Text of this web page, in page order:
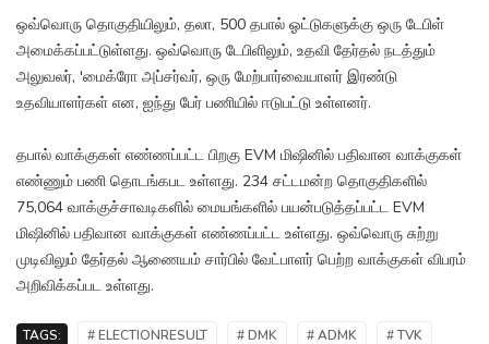
ஒவ்வொரு தொகுதியிலும், தலா, 500 தபால் ஓட்டுகளுக்கு ஒரு டேபிள்
அமைக்கப்பட்டுள்ளது. ஒவ்வொரு டேபிளிலும், உதவி தேர்தல் நடத்தும்
அலுவலர், 'மைக்ரோ அப்சர்வர், ஒரு மேற்பார்வையாளர் இரண்டு
உதவியாளர்கள் என, ஐந்து பேர் பணியில் ஈடுபட்டு உள்ளனர்.
தபால் வாக்குகள் எண்ணப்பட்ட பிறகு EVM மிஷினில் பதிவான வாக்குகள்
எண்ணும் பணி தொடங்கபட உள்ளது. 234 சட்டமன்ற தொகுதிகளில்
75,064 வாக்குச்சாவடிகளில் மையங்களில் பயன்படுத்தப்பட்ட EVM
மிஷினில் பதிவான வாக்குகள் எண்ணப்பட்ட உள்ளது. ஒவ்வொரு சுற்று
முடிவிலும் தேர்தல் ஆணையம் சார்பில் வேட்பாளர் பெற்ற வாக்குகள் விபரம்
அறிவிக்கப்பட உள்ளது.
TAGS: # ELECTIONRESULT # DMK # ADMK # TVK